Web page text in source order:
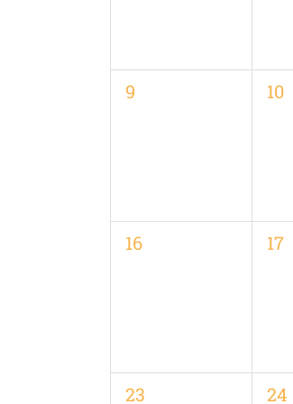
0
9
0
10
0
16
0
17
0
23
0
24